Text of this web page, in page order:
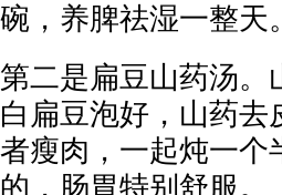
碗，养脾祛湿一整天。
第二是扁豆山药汤。
白扁豆泡好，山药
者瘦肉，一起炖一个
的，肠胃特别舒服。